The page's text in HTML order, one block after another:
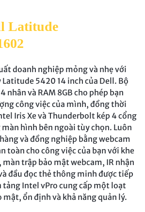
Latitude
doanh nghiệp mỏng và nhẹ với
5420 14 inch của Dell. Bộ
nhân và RAM 8GB cho phép bạn
công việc của mình, đồng thời
Iris Xe và Thunderbolt kép 4 cổng
hình bên ngoài tùy chọn. Luôn
và đồng nghiệp bằng webcam
toàn cho công việc của bạn với khe
trập bảo mật webcam, IR nhận
đầu đọc thẻ thông minh được tiếp
tảng Intel vPro cung cấp một loạt
mật, ổn định và khả năng quản lý.